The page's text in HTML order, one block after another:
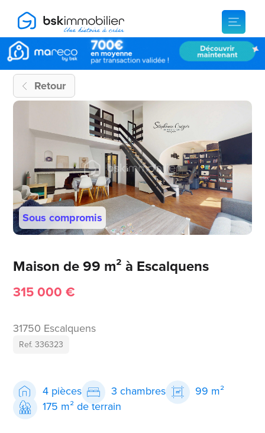
Retour
Sous compromis
Maison de 99 m² à Escalquens
315 000 €
31750 Escalquens
Ref. 336323
4 pièces 3 chambres
99 m²
175 m² de terrain